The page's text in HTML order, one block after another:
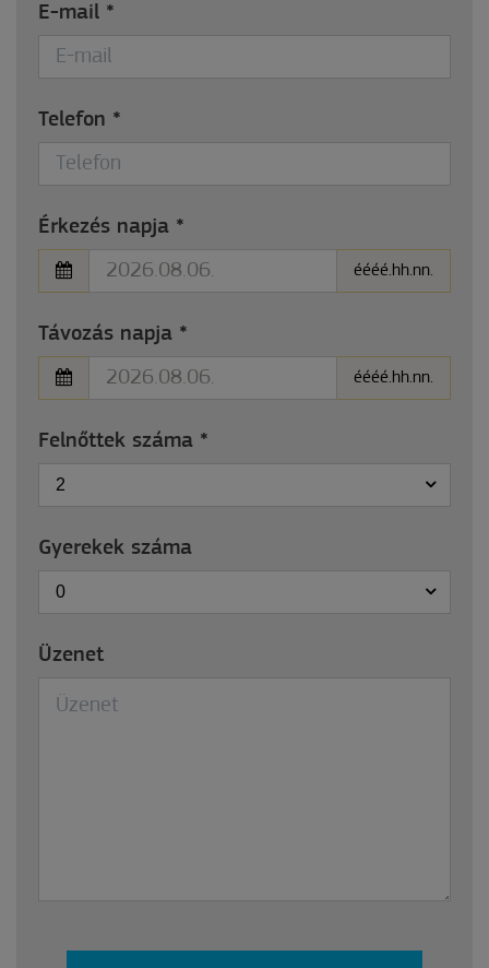
E-mail *
Telefon *
Érkezés napja *
éééé.hh.nn.
Távozás napja *
éééé.hh.nn.
Felnőttek száma *
2
Gyerekek száma
0
Üzenet